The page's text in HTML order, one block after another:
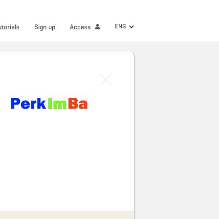
ENG
Sign up Access